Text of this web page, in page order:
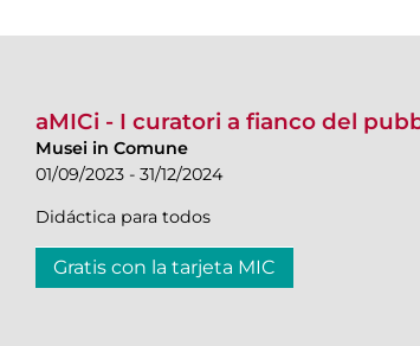
aMICi - I curatori a fianco del
Musei in Comune
01/09/2023 - 31/12/2024
Didáctica para todos
Gratis con la tarjeta MIC